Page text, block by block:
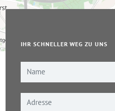
IHR SCHNELLER WEG ZU UNS